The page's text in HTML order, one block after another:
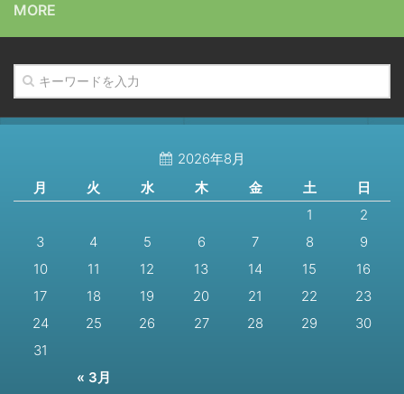
MORE
2026年8月
月
火 水 木 金 土 日
« 3月
1
2
3
4 5 6 7 8
9
10
11 12 13 14 15
16
17
18 19 20 21 22
23
24
25 26 27 28 29
30
31